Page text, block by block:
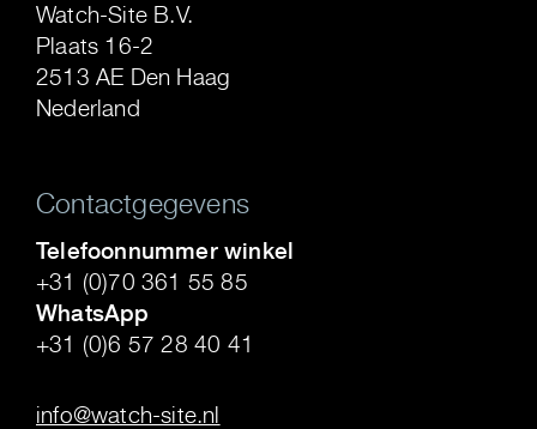
Watch-Site B.V.
Plaats 16-2
2513 AE Den Haag
Nederland
Contactgegevens
Telefoonnummer winkel
+31 (0)70 361 55 85
WhatsApp
+31 (0)6 57 28 40 41
info@watch-site.nl